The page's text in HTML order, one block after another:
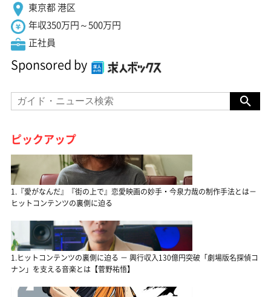
東京都 港区
年収350万円～500万円
正社員
Sponsored by
ピックアップ
1.『愛がなんだ』『街の上で』恋愛映画の妙手・今泉力哉の制作手法とは－
ヒットコンテンツの裏側に迫る
1.ヒットコンテンツの裏側に迫る － 興行収入130億円突破「劇場版名探偵コ
ナン」を支える音楽とは【菅野祐悟】